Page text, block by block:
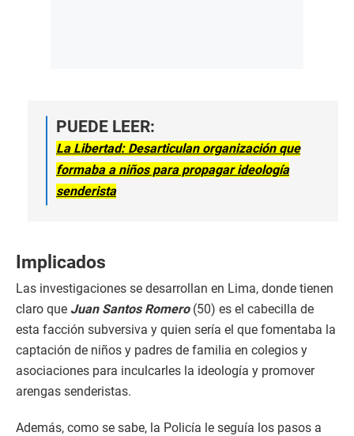
PUEDE LEER:
La Libertad: Desarticulan organización que
formaba a niños para propagar ideología
senderista
Implicados
Las investigaciones se desarrollan en Lima, donde tienen
claro que Juan Santos Romero (50) es el cabecilla de
esta facción subversiva y quien sería el que fomentaba la
captación de niños y padres de familia en colegios y
asociaciones para inculcarles la ideología y promover
arengas senderistas.
Además, como se sabe, la Policía le seguía los pasos a